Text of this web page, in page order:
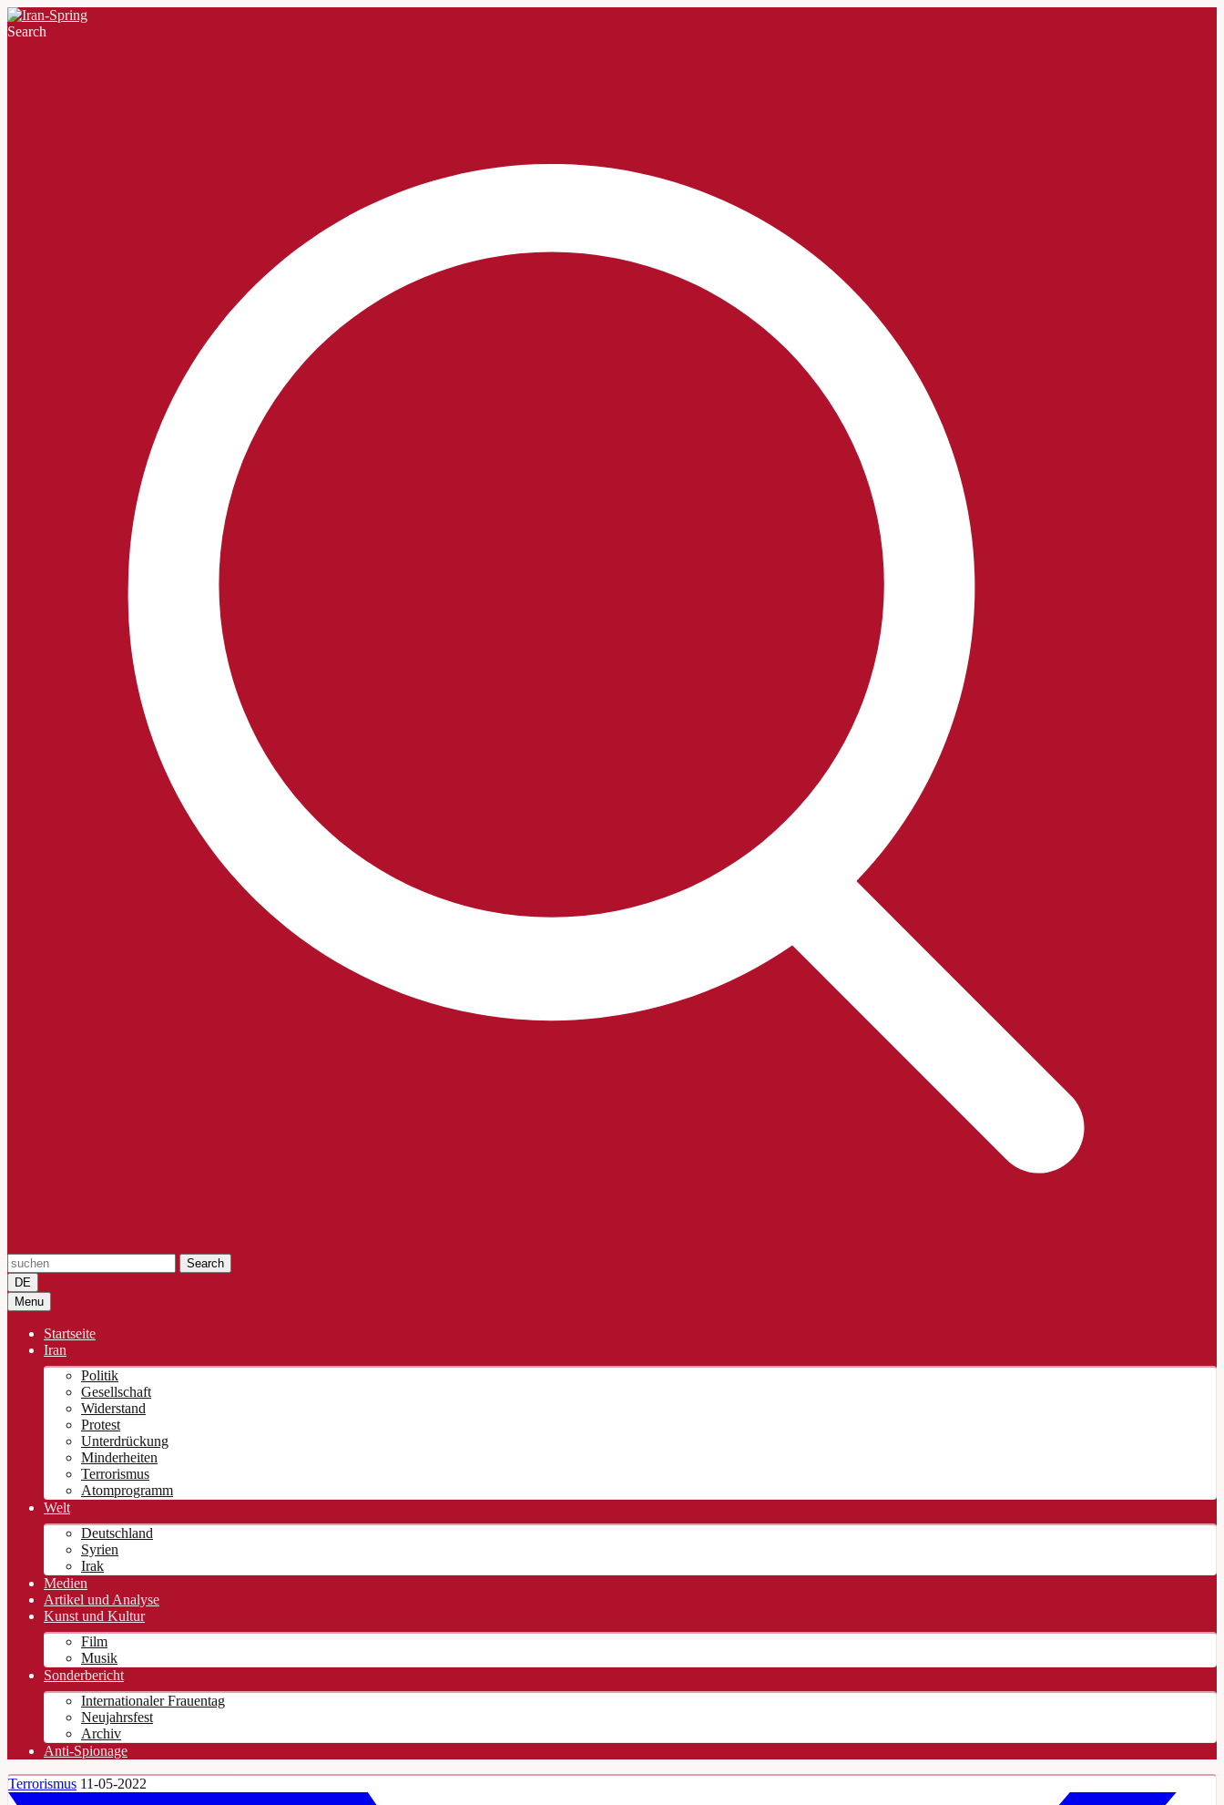
Search
Search
DE
Menu
Startseite
Iran
Politik
Gesellschaft
Widerstand
Protest
Unterdrückung
Minderheiten
Terrorismus
Atomprogramm
Welt
Deutschland
Syrien
Irak
Medien
Artikel und Analyse
Kunst und Kultur
Film
Musik
Sonderbericht
Internationaler Frauentag
Neujahrsfest
Archiv
Anti-Spionage
Terrorismus 11-05-2022